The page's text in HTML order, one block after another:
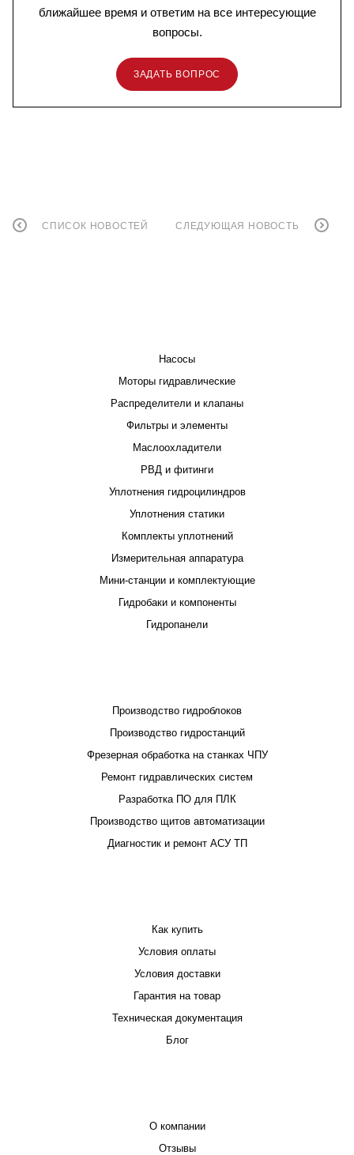
ближайшее время и ответим на все интересующие
вопросы.
ЗАДАТЬ ВОПРОС
СПИСОК НОВОСТЕЙ СЛЕДУЮЩАЯ НОВОСТЬ
Насосы
Моторы гидравлические
Распределители и клапаны
Фильтры и элементы
Маслоохладители
РВД и фитинги
Уплотнения гидроцилиндров
Уплотнения статики
Комплекты уплотнений
Измерительная аппаратура
Мини-станции и комплектующие
Гидробаки и компоненты
Гидропанели
Производство гидроблоков
Производство гидростанций
Фрезерная обработка на станках ЧПУ
Ремонт гидравлических систем
Разработка ПО для ПЛК
Производство щитов автоматизации
Диагностик и ремонт АСУ ТП
Как купить
Условия оплаты
Условия доставки
Гарантия на товар
Техническая документация
Блог
О компании
Отзывы